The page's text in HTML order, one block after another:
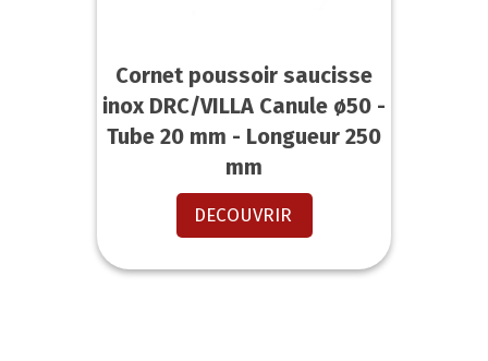
Cornet poussoir saucisse
inox DRC/VILLA Canule ø50 -
Tube 20 mm - Longueur 250
mm
DECOUVRIR